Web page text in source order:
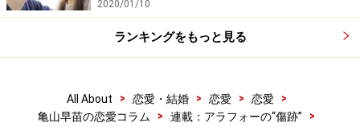
遺産も遺品も、男にすべて貢いだ姉
彼氏に惚れ込んでいた姉は、なにもかも差し出してしまっ
2020/01/10
ランキングをもっと見る
All About > 恋愛・結婚 > 恋愛 > 恋愛
>
亀山早苗の恋愛コラム
> 連載：アラフォーの“傷跡”
>